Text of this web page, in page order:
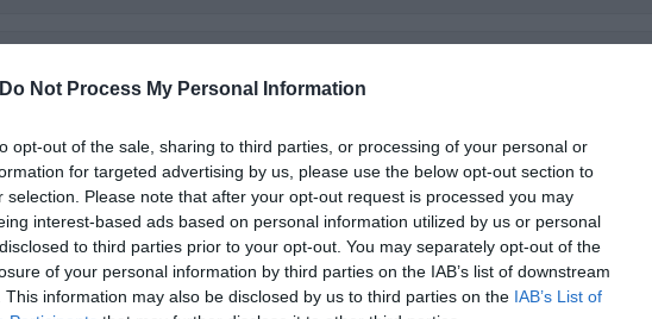
Do Not Process My Personal Information
opt-out of the sale, sharing to third parties, or processing of your personal or
for targeted advertising by us, please use the below opt-out section to
selection. Please note that after your opt-out request is processed you may
interest-based ads based on personal information utilized by us or personal
to third parties prior to your opt-out. You may separately opt-out of the
of your personal information by third parties on the IAB’s list of downstream
This information may also be disclosed by us to third parties on the IAB’s List of
Via Giovanni Pascoli 6, Misano Adriatico
Hotel Italy sorge a soli 20 mt dalla spiaggia di Misano Adriatico ed è meta ottimale per
piacevoli soggiorni lungo la Riviera Romagnola. Da qui è facile raggiungere il Circuito
viene disputato il Moto Mondiale...
Hotel Zurigo
4.81 km
Via Bergamo 7
Mappa